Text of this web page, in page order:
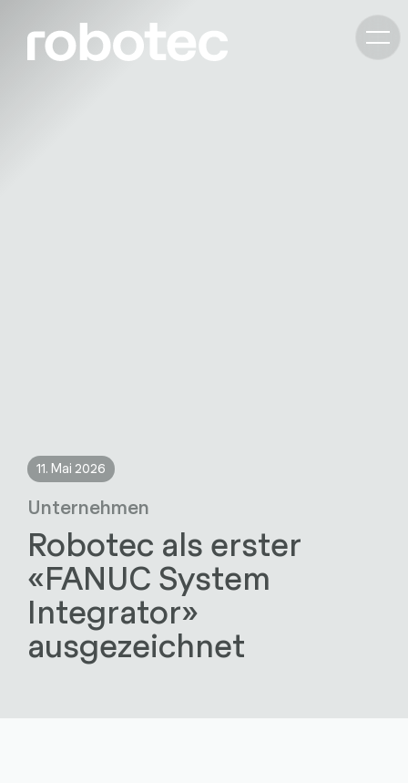
11. Mai 2026
Unternehmen
Robotec als erster
«FANUC System
Integrator»
ausgezeichnet